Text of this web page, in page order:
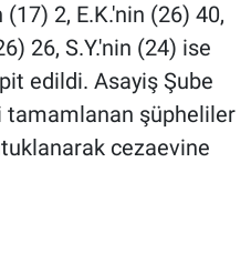
(17) 2, E.K.'nin (26) 40,
26, S.Y.'nin (24) ise
edildi. Asayiş Şube
şüpheliler
cezaevine